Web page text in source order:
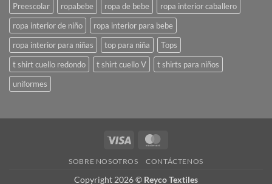
Preescolar
ropabebe ropa de bebe
ropa interior caballero
ropa interior de niño
ropa interior para bebe
ropa interior para niñas
top para niña
Tops
t shirt cuello redondo
t shirt cuello V
t shirts para niños
uniformes
Visa
SOBRE NOSOTROS CONTÁCTENOS
Copyright 2026 © Reyco Textiles